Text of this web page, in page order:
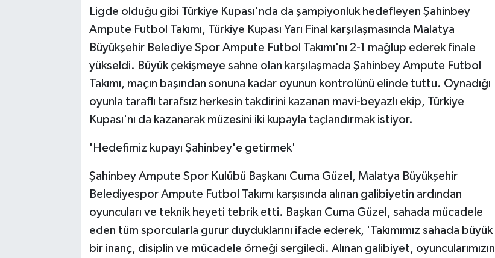
Ligde olduğu gibi Türkiye Kupası'nda da şampiyonluk hedefleyen Şahinbey
Ampute Futbol Takımı, Türkiye Kupası Yarı Final karşılaşmasında Malatya
Büyükşehir Belediye Spor Ampute Futbol Takımı'nı 2-1 mağlup ederek finale
yükseldi. Büyük çekişmeye sahne olan karşılaşmada Şahinbey Ampute Futbol
Takımı, maçın başından sonuna kadar oyunun kontrolünü elinde tuttu. Oynadığı
oyunla taraflı tarafsız herkesin takdirini kazanan mavi-beyazlı ekip, Türkiye
Kupası'nı da kazanarak müzesini iki kupayla taçlandırmak istiyor.
'Hedefimiz kupayı Şahinbey'e getirmek'
Şahinbey Ampute Spor Kulübü Başkanı Cuma Güzel, Malatya Büyükşehir
Belediyespor Ampute Futbol Takımı karşısında alınan galibiyetin ardından
oyuncuları ve teknik heyeti tebrik etti. Başkan Cuma Güzel, sahada mücadele
eden tüm sporcularla gurur duyduklarını ifade ederek, 'Takımımız sahada büyük
bir inanç, disiplin ve mücadele örneği sergiledi. Alınan galibiyet, oyuncularımızın